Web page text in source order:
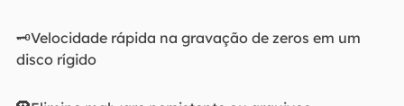
🗝️Velocidade rápida na gravação de zeros em um
disco rígido